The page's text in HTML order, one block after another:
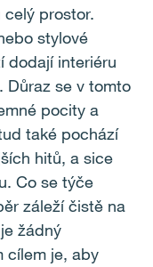
prostor.
stylové
dodají interiéru
Důraz se v tomto
pocity a
také pochází
hitů, a sice
Co se týče
záleží čistě na
žádný
cílem je, aby